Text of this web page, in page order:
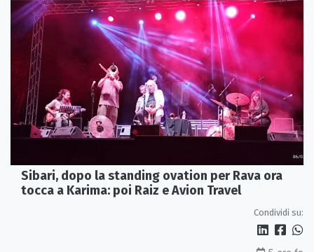
Sibari, dopo la standing ovation per Rava ora
tocca a Karima: poi Raiz e Avion Travel
Condividi su: